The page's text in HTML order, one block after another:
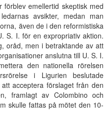
emellertid skeptisk med
avsikter, medan man
även de i den reformistiska
S. I. för en expropriativ aktion.
oråd, men i betraktande av att
anslutna till U. S. I.
den nationella rörelsen
i Ligurien beslutade
acceptera förslaget från den
framlagt av Colombino och
skulle fattas på mötet den 10-